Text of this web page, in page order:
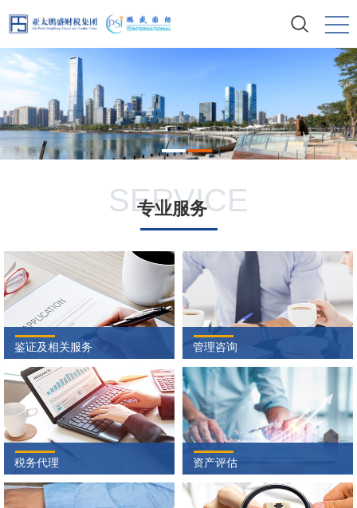

SERVICE
专业服务
鉴证及相关服务 管理咨询
税务代理 资产评估